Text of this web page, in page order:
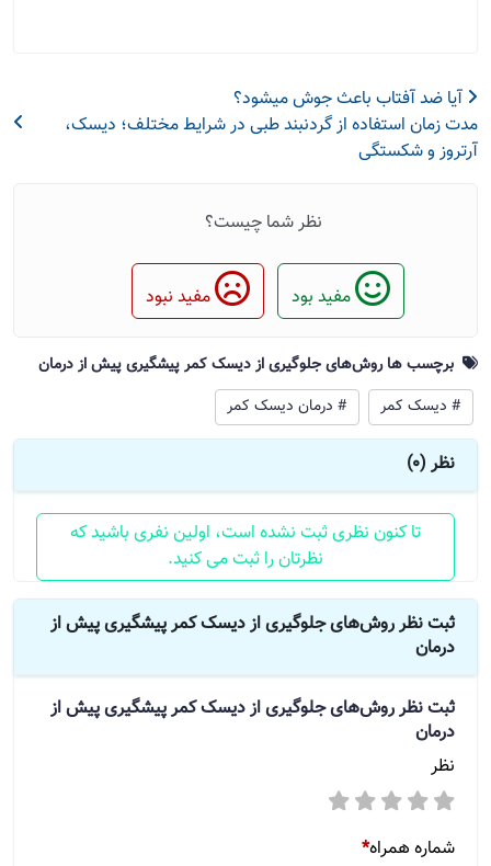
آیا ضد آفتاب باعث جوش میشود؟
مدت زمان استفاده از گردنبند طبی در شرایط مختلف؛ دیسک،
آرتروز و شکستگی
نظر شما چیست؟
مفید بود مفید نبود
برچسب ها روش‌های جلوگیری از دیسک کمر پیشگیری پیش از درمان
# دیسک کمر
# درمان دیسک کمر
نظر (0)
تا کنون نظری ثبت نشده است، اولین نفری باشید که
نظرتان را ثبت می کنید.
ثبت نظر روش‌های جلوگیری از دیسک کمر پیشگیری پیش از
درمان
ثبت نظرروش‌های جلوگیری از دیسک کمر پیشگیری پیش از
درمان
نظر
شماره همراه*